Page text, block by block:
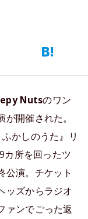
Nutsのワン
が開催された。
かしのうた』リ
カ所を回ったツ
公演。チケット
ッズからラジオ
ァンでごった返